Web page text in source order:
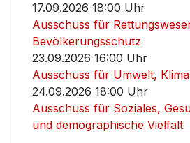
17.09.2026 18:00 Uhr
Ausschuss für
Bevölkerungsschutz
23.09.2026 16:00 Uhr
Ausschuss für Umwelt,
24.09.2026 18:00 Uhr
Ausschuss für Soziales,
und demographische Vielfalt